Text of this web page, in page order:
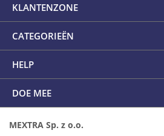
KLANTENZONE
CATEGORIEËN
HELP
DOE MEE
MEXTRA Sp. z o.o.